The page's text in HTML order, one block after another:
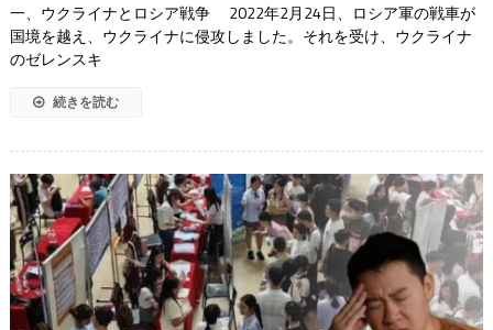
一、ウクライナとロシア戦争 2022年2月24日、ロシア軍の戦車が
国境を越え、ウクライナに侵攻しました。それを受け、ウクライナ
のゼレンスキ
続きを読む